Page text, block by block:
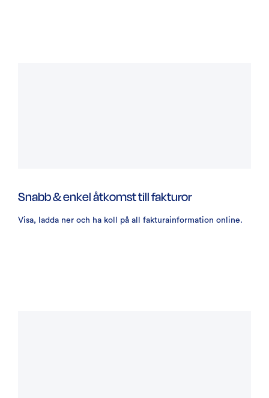
Snabb & enkel åtkomst till fakturor
Visa, ladda ner och ha koll på all fakturainformation online.